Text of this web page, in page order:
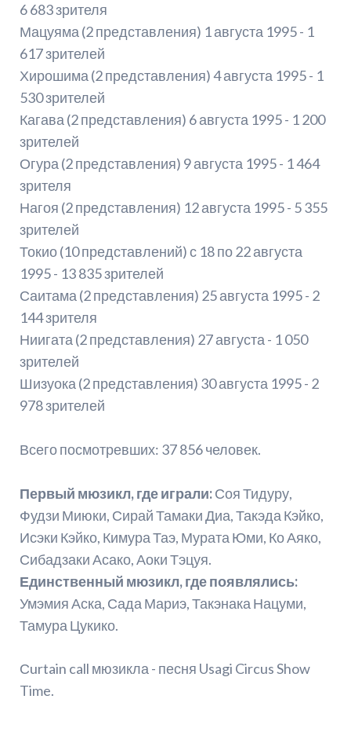
6 683 зрителя
Мацуяма (2 представления) 1 августа 1995 - 1
617 зрителей
Хирошима (2 представления) 4 августа 1995 - 1
530 зрителей
Кагава (2 представления) 6 августа 1995 - 1 200
зрителей
Огура (2 представления) 9 августа 1995 - 1 464
зрителя
Нагоя (2 представления) 12 августа 1995 - 5 355
зрителей
Токио (10 представлений) с 18 по 22 августа
1995 - 13 835 зрителей
Саитама (2 представления) 25 августа 1995 - 2
144 зрителя
Ниигата (2 представления) 27 августа - 1 050
зрителей
Шизуока (2 представления) 30 августа 1995 - 2
978 зрителей
Всего посмотревших: 37 856 человек.
Первый мюзикл, где играли:Соя Тидуру,
Фудзи Миюки, Сирай Тамаки Диа, Такэда Кэйко,
Исэки Кэйко, Кимура Таэ, Мурата Юми, Ко Аяко,
Сибадзаки Асако, Аоки Тэцуя.
Единственный мюзикл, где появлялись:
Умэмия Аска, Сада Мариэ, Такэнака Нацуми,
Тамура Цукико.
Сurtain call мюзикла - песня Usagi Circus Show
Time.